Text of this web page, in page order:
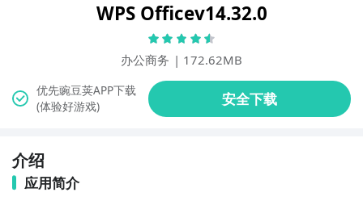
WPS Officev14.32.0
办公商务 | 172.62MB
(体验好游戏)
介绍
应用简介